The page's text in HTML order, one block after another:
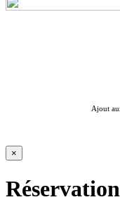
Ajout
×
Réservation